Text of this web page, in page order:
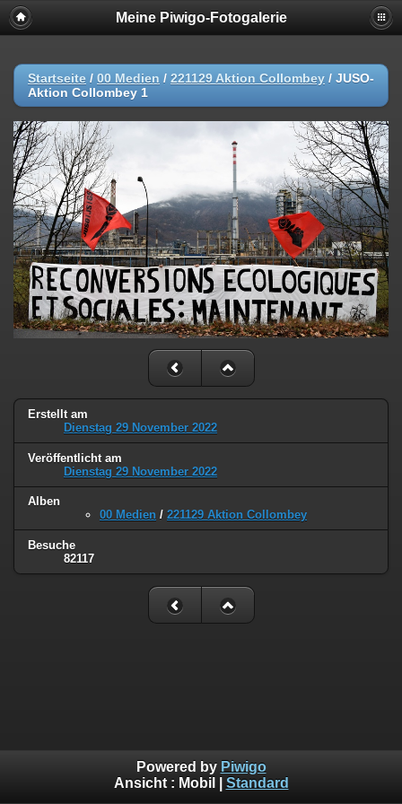
Meine Piwigo-Fotogalerie
Startseite / 00 Medien / 221129 Aktion Collombey / JUSO-
Aktion Collombey 1
Erstellt am
Dienstag 29 November 2022
Veröffentlicht am
Dienstag 29 November 2022
Alben
00 Medien / 221129 Aktion Collombey
Besuche
82117
Powered by Piwigo
Ansicht : Mobil Standard